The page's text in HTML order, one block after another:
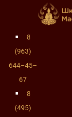
8
(963)
644–45–
67
8
(495)